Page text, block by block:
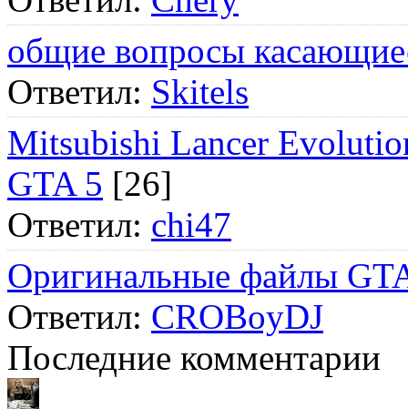
общие вопросы
Ответил: Skitels
Mitsubishi Lancer
GTA 5 [26]
Ответил: chi47
Оригинальные файлы
Ответил: CROBoyDJ
Последние комментарии